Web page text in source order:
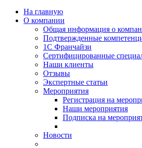
На главную
О компании
Общая информация о
Подтвержденные
1С Франчайзи
Сертифицированные
Наши клиенты
Отзывы
Экспертные статьи
Мероприятия
Регистрация на
Наши мероприятия
Подписка на
Новости